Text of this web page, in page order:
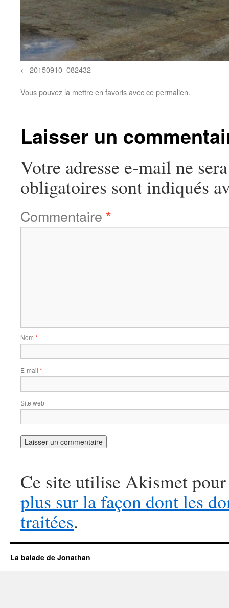
20150910_082432
Vous pouvez la mettre en favoris avecce permalien.
Laisser un
Votre adresse e-mail ne
obligatoires sont indiqués
Commentaire *
Nom *
E-mail *
Site web
Ce site utilise Akismet
plus sur la façon dont les
traitées.
La balade de Jonathan